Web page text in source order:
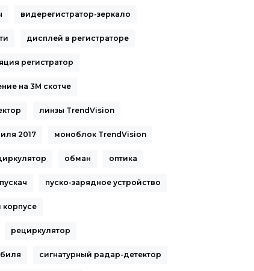
видерегистратор-зеркало
дисплей в регистраторе
регистратор
на 3М скотче
линзы TrendVision
2017 моноблок TrendVision
обман оптика
пускач пуско-зарядное устройство
корпусе
рециркулятор
сигнатурный радар-детектор